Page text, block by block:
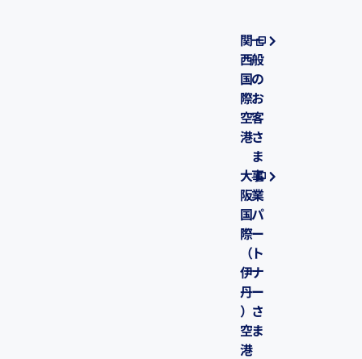
関
西
国
際
空
港
大
阪
国
際
（
伊
丹
）
空
港
一
般
の
お
客
さ
ま
事
業
パ
ー
ト
ナ
ー
さ
ま